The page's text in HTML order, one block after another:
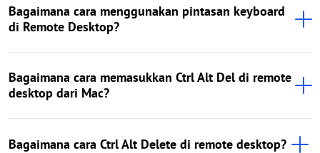
Bagaimana cara menggunakan pintasan keyboard
di Remote Desktop?
Bagaimana cara memasukkan Ctrl Alt Del di remote
desktop dari Mac?
Bagaimana cara Ctrl Alt Delete di remote desktop?